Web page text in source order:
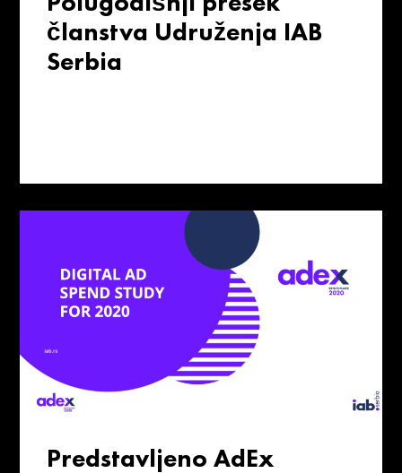
članstva Udruženja IAB
Serbia
Predstavljeno AdEx